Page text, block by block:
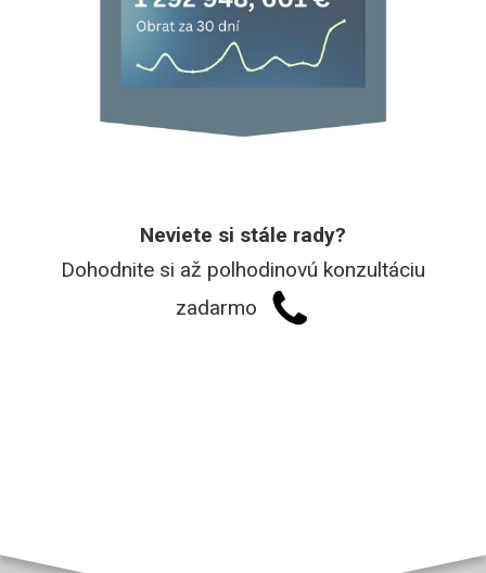
Neviete si stále rady?
Dohodnite si až polhodinovú konzultáciu
zadarmo